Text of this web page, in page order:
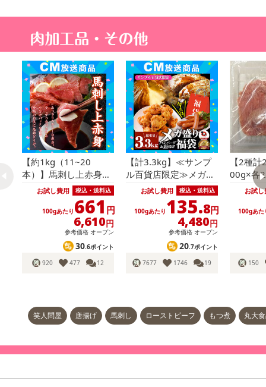
【約1kg（11~20
本）】馬刺し上赤身ミ
ニパック
お試し費用 税込・送料込
100gあたり 661 円
6,610円
参考価格 オープン
30.6ポイント
920
477 12
【計3.3kg】≪サンプ
ル百貨店限定≫メガ盛
りハンバーグ＆唐揚げ
食べ比べ福袋！ソーセ
ージ付き！
お試し費用 税込・送料込
100gあたり 135.8円
4,480円
参考価格 オープン
20.7ポイント
7677
1746 19
【2種
00g×各
落とし
お試し
100gあた
150
笑人問屋 唐揚げ 馬刺し ローストビーフ もつ煮 丸大